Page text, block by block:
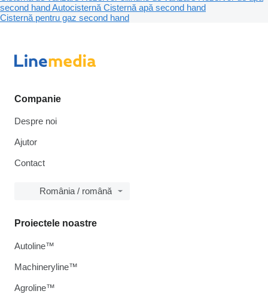
second handAutocisternă Cisternă apă second hand
Cisternă pentru gaz second hand
Companie
Despre noi
Ajutor
Contact
România / română
Proiectele noastre
Autoline™
Machineryline™
Agroline™